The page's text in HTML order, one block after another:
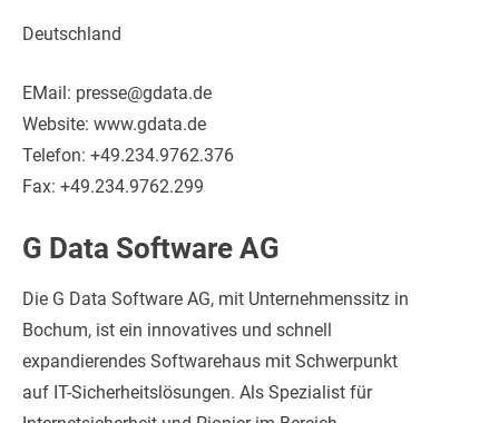
Deutschland
EMail: presse@gdata.de
Website: www.gdata.de
Telefon: +49.234.9762.376
Fax: +49.234.9762.299
G Data Software AG
Die G Data Software AG, mit Unternehmenssitz in
Bochum, ist ein innovatives und schnell
expandierendes Softwarehaus mit Schwerpunkt
auf IT-Sicherheitslösungen. Als Spezialist für